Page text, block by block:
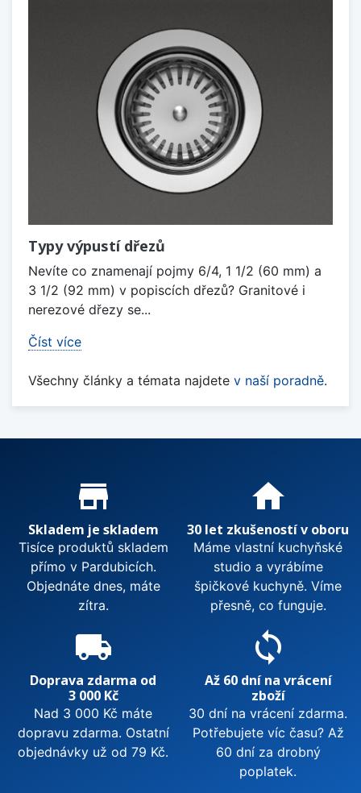
Typy výpustí dřezů
Nevíte co znamenají pojmy 6/4, 1 1/2 (60 mm) a
3 1/2 (92 mm) v popiscích dřezů? Granitové i
nerezové dřezy se...
Číst více
Všechny články a témata najdete v naší poradně.
Proč nakupovat u nás?
store_mall_directory
Skladem je skladem
Tisíce produktů skladem
přímo v Pardubicích.
Objednáte dnes, máte
zítra.
home
30 let zkušeností v oboru
Máme vlastní kuchyňské
studio a vyrábíme
špičkové kuchyně. Víme
přesně, co funguje.
local_shipping
Doprava zdarma od
3 000 Kč
Nad 3 000 Kč máte
dopravu zdarma. Ostatní
objednávky už od 79 Kč.
sync
Až 60 dní na vrácení
zboží
30 dní na vrácení zdarma.
Potřebujete víc času? Až
60 dní za drobný
poplatek.